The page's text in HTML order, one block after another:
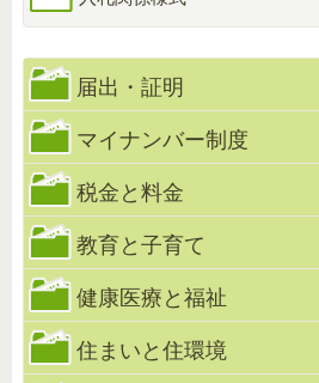
届出・証明
マイナンバー制度
税金と料金
教育と子育て
健康医療と福祉
住まいと住環境